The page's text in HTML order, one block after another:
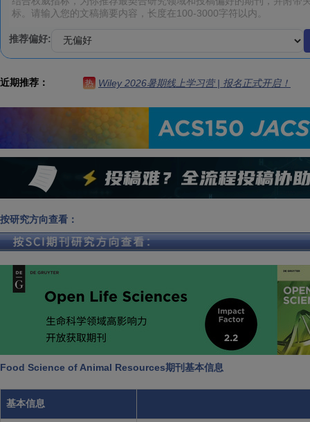
推荐偏好:
近期推荐： 热 Wiley 2026暑期线上学习营 | 报名正式开启！
按研究方向查看：
Food Science of Animal Resources期刊基本信息
基本信息